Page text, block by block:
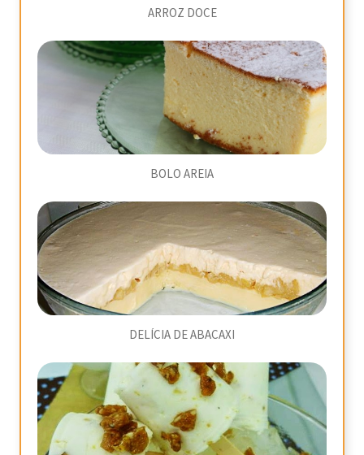
ARROZ DOCE
BOLO AREIA
DELÍCIA DE ABACAXI